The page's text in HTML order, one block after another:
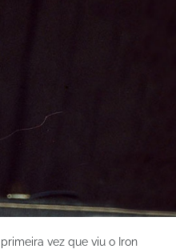
vez que viu o Iron